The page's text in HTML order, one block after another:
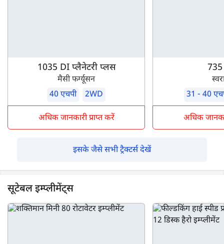
1035 DI प्लैनेटरी प्लस
मैसी फर्ग्यूसन
40 एचपी
2WD
अधिक जानकारी प्राप्त करें
735
31 - 40
अधिक
इसके जैसे सभी ट्रैक्टर्स देखें
सूटेबल इम्प्लीमेंट्स